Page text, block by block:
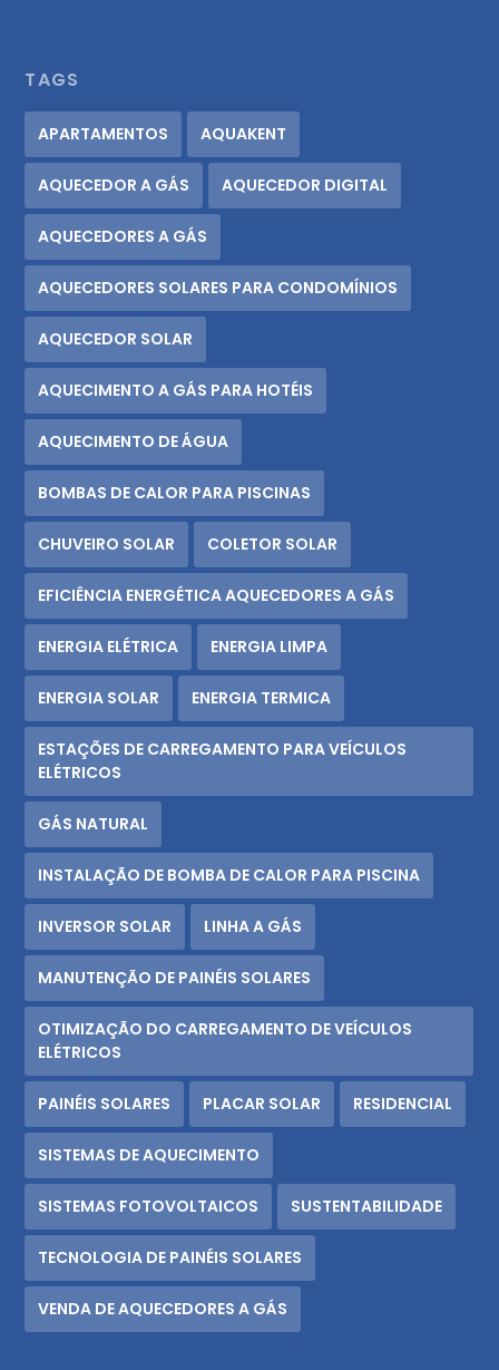
TAGS
APARTAMENTOS AQUAKENT
AQUECEDOR A GÁS AQUECEDOR DIGITAL
AQUECEDORES A GÁS
AQUECEDORES SOLARES PARA CONDOMÍNIOS
AQUECEDOR SOLAR
AQUECIMENTO A GÁS PARA HOTÉIS
AQUECIMENTO DE ÁGUA
BOMBAS DE CALOR PARA PISCINAS
CHUVEIRO SOLAR COLETOR SOLAR
EFICIÊNCIA ENERGÉTICA AQUECEDORES A GÁS
ENERGIA ELÉTRICA ENERGIA LIMPA
ENERGIA SOLAR ENERGIA TERMICA
ESTAÇÕES DE CARREGAMENTO PARA VEÍCULOS
ELÉTRICOS
GÁS NATURAL
INSTALAÇÃO DE BOMBA DE CALOR PARA PISCINA
INVERSOR SOLAR LINHA A GÁS
MANUTENÇÃO DE PAINÉIS SOLARES
OTIMIZAÇÃO DO CARREGAMENTO DE VEÍCULOS
ELÉTRICOS
PAINÉIS SOLARES PLACAR SOLAR RESIDENCIAL
SISTEMAS DE AQUECIMENTO
SISTEMAS FOTOVOLTAICOS SUSTENTABILIDADE
TECNOLOGIA DE PAINÉIS SOLARES
VENDA DE AQUECEDORES A GÁS